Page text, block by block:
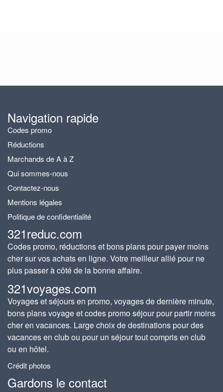
Navigation rapide
Codes promo
Réductions
Marchands de A à Z
Qui sommes-nous
Contactez-nous
Mentions légales
Politique de confidentialité
321reduc.com
Codes promo, réductions et bons plans pour payer moins
cher sur vos achats en ligne. Votre meilleur allié pour ne
plus passer à côté de la bonne affaire.
321voyages.com
Voyages et séjours en promo, voyages de dernière minute,
bons plans voyage et codes promo séjour pour partir moins
cher en vacances. Large choix de destinations pour des
vacances en club ou pour un séjour tout compris en club
ou en hôtel.
Crédit photos
Gardons le contact